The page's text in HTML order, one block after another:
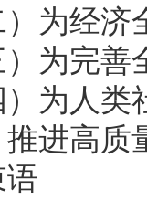
）为经
）为完
）为人
推进高质
语